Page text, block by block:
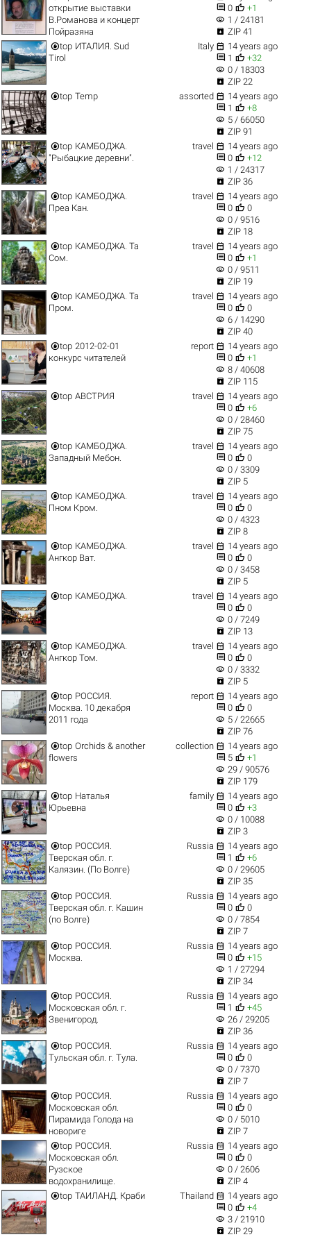
открытие выставки
В.Романова и концерт
Пойразяна
 0  +1
visibility 1 / 24181
 ZIP 41
top ИТАЛИЯ. Sud
Tirol
Italy  14 years ago
 1  +32
visibility 0 / 18303
 ZIP 22
top Temp assorted  14 years ago
 1  +8
visibility 5 / 66050
 ZIP 91
top КАМБОДЖА.
"Рыбацкие деревни".
travel  14 years ago
 0  +12
visibility 1 / 24317
 ZIP 36
top КАМБОДЖА.
Преа Кан.
travel  14 years ago
 0  0
visibility 0 / 9516
 ZIP 18
top КАМБОДЖА. Та
Сом.
travel  14 years ago
 0  +1
visibility 0 / 9511
 ZIP 19
top КАМБОДЖА. Та
Пром.
travel  14 years ago
 0  0
visibility 6 / 14290
 ZIP 40
top 2012-02-01
конкурс читателей
report  14 years ago
 0  +1
visibility 8 / 40608
 ZIP 115
top АВСТРИЯ travel  14 years ago
 0  +6
visibility 0 / 28460
 ZIP 75
top КАМБОДЖА.
Западный Мебон.
travel  14 years ago
 0  0
visibility 0 / 3309
 ZIP 5
top КАМБОДЖА.
Пном Кром.
travel  14 years ago
 0  0
visibility 0 / 4323
 ZIP 8
top КАМБОДЖА.
Ангкор Ват.
travel  14 years ago
 0  0
visibility 0 / 3458
 ZIP 5
top КАМБОДЖА. travel  14 years ago
 0  0
visibility 0 / 7249
 ZIP 13
top КАМБОДЖА.
Ангкор Том.
travel  14 years ago
 0  0
visibility 0 / 3332
 ZIP 5
top РОССИЯ.
Москва. 10 декабря
2011 года
report  14 years ago
 0  0
visibility 5 / 22665
 ZIP 76
top Orchids & another
flowers
collection  14 years ago
 5  +1
visibility 29 / 90576
 ZIP 179
top Наталья
Юрьевна
family  14 years ago
 0  +3
visibility 0 / 10088
 ZIP 3
top РОССИЯ.
Тверская обл. г.
Калязин. (По Волге)
Russia  14 years ago
 1  +6
visibility 0 / 29605
 ZIP 35
top РОССИЯ.
Тверская обл. г. Кашин
(по Волге)
Russia  14 years ago
 0  0
visibility 0 / 7854
 ZIP 7
top РОССИЯ.
Москва.
Russia  14 years ago
 0  +15
visibility 1 / 27294
 ZIP 34
top РОССИЯ.
Московская обл. г.
Звенигород.
Russia  14 years ago
 1  +45
visibility 26 / 29205
 ZIP 36
top РОССИЯ.
Тульская обл. г. Тула.
Russia  14 years ago
 0  0
visibility 0 / 7370
 ZIP 7
top РОССИЯ.
Московская обл.
Пирамида Голода на
новориге
Russia  14 years ago
 0  0
visibility 0 / 5010
 ZIP 7
top РОССИЯ.
Московская обл.
Рузское
водохранилище.
Russia  14 years ago
 0  0
visibility 0 / 2606
 ZIP 4
top ТАИЛАНД. Краби Thailand  14 years ago
 0  +4
visibility 3 / 21910
 ZIP 29